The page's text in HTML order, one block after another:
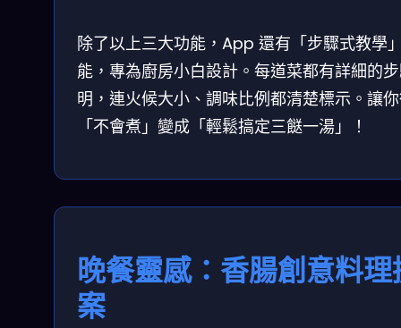
除了以上三大功能，App 還有「步驟式教學
能，專為廚房小白設計。每道菜都有詳細的
明，連火候大小、調味比例都清楚標示。讓
「不會煮」變成「輕鬆搞定三餸一湯」！
晚餐靈感：香腸創意料理
案